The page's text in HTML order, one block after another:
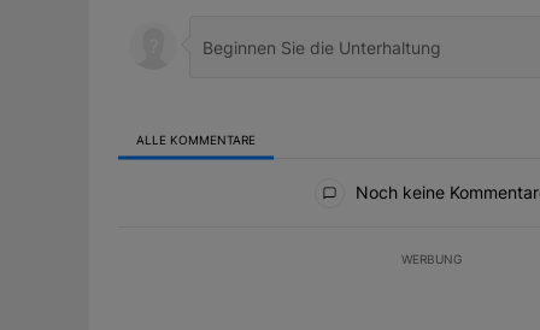
ALLE KOMMENTARE
Noch keine
WERBUNG